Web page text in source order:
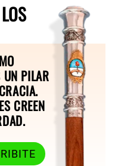
UN PILAR
CREEN